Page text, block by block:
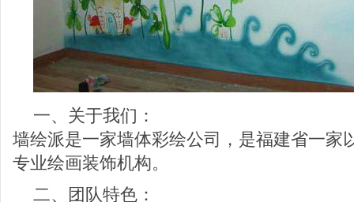
一、关于我们：
墙绘派是一家墙体彩绘公司，是福建省一家
专业绘画装饰机构。
二、团队特色：